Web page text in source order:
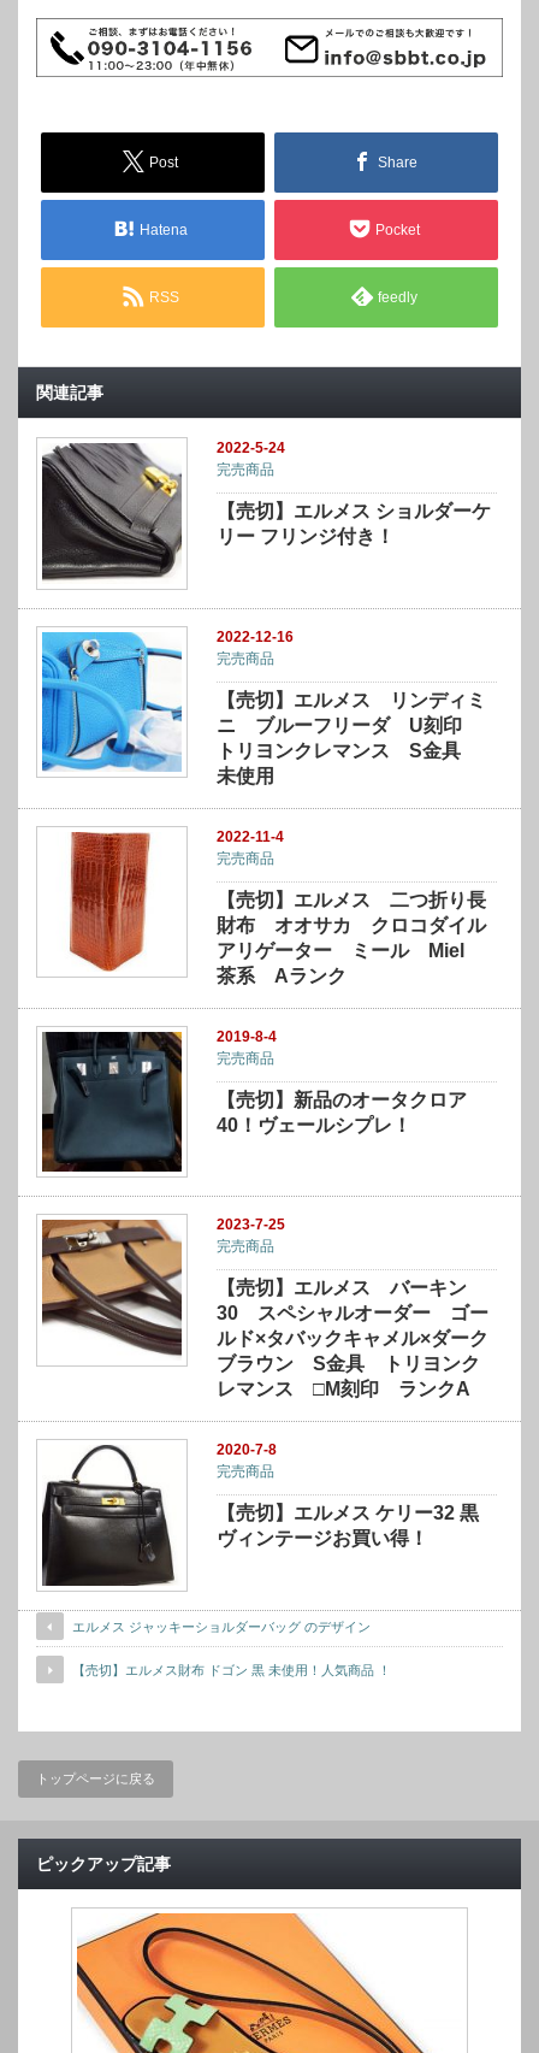
Post Share
Hatena Pocket
RSS feedly
関連記事
2022-5-24
完売商品
【売切】エルメス ショルダーケ
リー フリンジ付き！
2022-12-16
完売商品
【売切】エルメス リンディミ
ニ ブルーフリーダ U刻印
トリヨンクレマンス S金具
未使用
2022-11-4
完売商品
【売切】エルメス 二つ折り長
財布 オオサカ クロコダイル
アリゲーター ミール Miel
茶系 Aランク
2019-8-4
完売商品
【売切】新品のオータクロア
40！ヴェールシプレ！
2023-7-25
完売商品
【売切】エルメス バーキン
30 スペシャルオーダー ゴー
ルド×タバックキャメル×ダーク
ブラウン S金具 トリヨンク
レマンス □M刻印 ランクA
2020-7-8
完売商品
【売切】エルメス ケリー32 黒
ヴィンテージお買い得！
エルメス ジャッキーショルダーバッグ のデザイン
【売切】エルメス財布 ドゴン 黒 未使用！人気商品 ！
トップページに戻る
ピックアップ記事